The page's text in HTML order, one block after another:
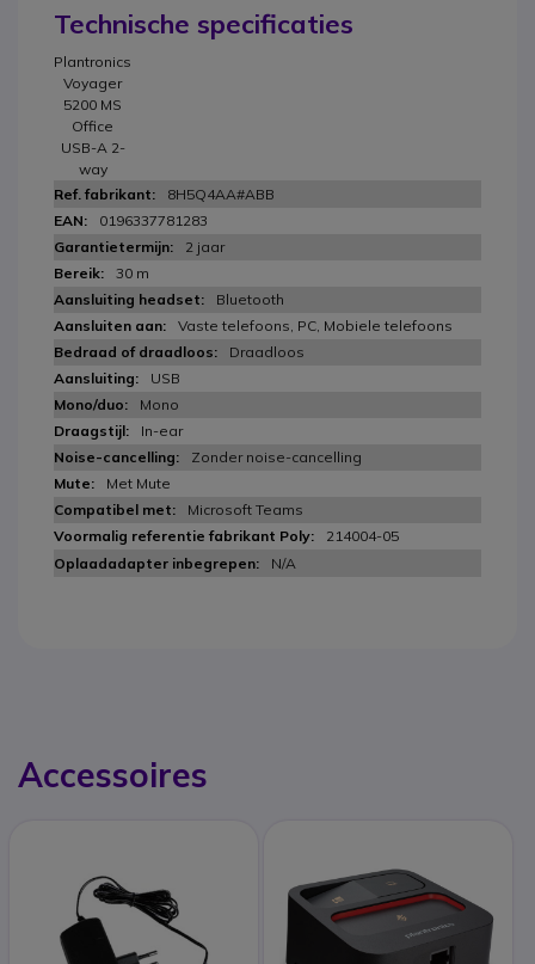
Technische specificaties
Plantronics
Voyager
5200 MS
Office
USB-A 2-
way
8H5Q4AA#ABB
0196337781283
2 jaar
30 m
Bluetooth
Vaste telefoons, PC, Mobiele telefoons
Draadloos
USB
Mono
In-ear
Zonder noise-cancelling
Met Mute
Microsoft Teams
214004-05
N/A
Accessoires